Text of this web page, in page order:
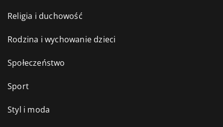
Religia i duchowość
Rodzina i wychowanie dzieci
Społeczeństwo
Sport
Styl i moda